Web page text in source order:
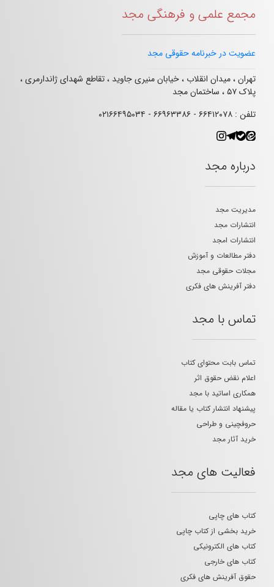
مجمع علمی و فرهنگی مجد
عضویت در خبرنامه حقوقی مجد
تهران ، میدان انقلاب ، خیابان منیری جاوید ، تقاطع شهدای ژاندارمری ،
پلاک ۵۷ ، ساختمان مجد
تلفن : ۶۶۴۱۲۰۷۸ - ۶۶۹۶۳۳۸۶ - ۰۲۱۶۶۴۹۵۰۳۴
درباره مجد
مدیریت مجد
انتشارات مجد
انتشارات امجد
دفتر مطالعات و آموزش
مجلات حقوقی مجد
دفتر آفرینش های فکری
تماس با مجد
تماس بابت محتوای کتاب
اعلام نقض حقوق اثر
همکاری اساتید با مجد
پیشنهاد انتشار کتاب یا مقاله
حروفچینی و طراحی
خرید آثار مجد
فعالیت های مجد
کتاب های چاپی
خرید بخشی از کتاب چاپی
کتاب های الکترونیکی
کتاب های خارجی
حقوق آفرینش های فکری